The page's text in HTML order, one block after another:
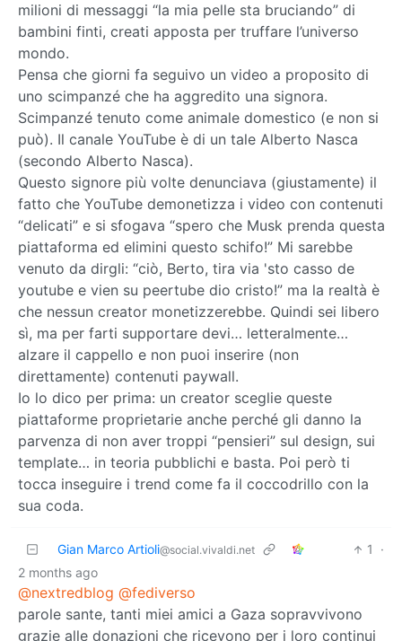
milioni di messaggi “la mia pelle sta bruciando” di
bambini finti, creati apposta per truffare l’universo
mondo.
Pensa che giorni fa seguivo un video a proposito di
uno scimpanzé che ha aggredito una signora.
Scimpanzé tenuto come animale domestico (e non si
può). Il canale YouTube è di un tale Alberto Nasca
(secondo Alberto Nasca).
Questo signore più volte denunciava (giustamente) il
fatto che YouTube demonetizza i video con contenuti
“delicati” e si sfogava “spero che Musk prenda questa
piattaforma ed elimini questo schifo!” Mi sarebbe
venuto da dirgli: “ciò, Berto, tira via 'sto casso de
youtube e vien su peertube dio cristo!” ma la realtà è
che nessun creator monetizzerebbe. Quindi sei libero
sì, ma per farti supportare devi… letteralmente…
alzare il cappello e non puoi inserire (non
direttamente) contenuti paywall.
Io lo dico per prima: un creator sceglie queste
piattaforme proprietarie anche perché gli danno la
parvenza di non aver troppi “pensieri” sul design, sui
template… in teoria pubblichi e basta. Poi però ti
tocca inseguire i trend come fa il coccodrillo con la
sua coda.
Gian Marco Artioli@social.vivaldi.net 1
·
2 months ago
@nextredblog @fediverso
parole sante, tanti miei amici a Gaza sopravvivono
grazie alle donazioni che ricevono per i loro continui